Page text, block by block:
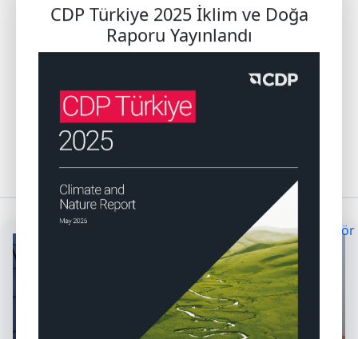
CDP Türkiye 2025 İklim ve Doğa
Raporu Yayınlandı
CDP Türkiye’den duyuruları alın
CDP Türkiye raporlarına göz atın
CDP Türkiye etkinliklerini keşfedin
HABERLER & DUYURULAR
Tümünü Gör